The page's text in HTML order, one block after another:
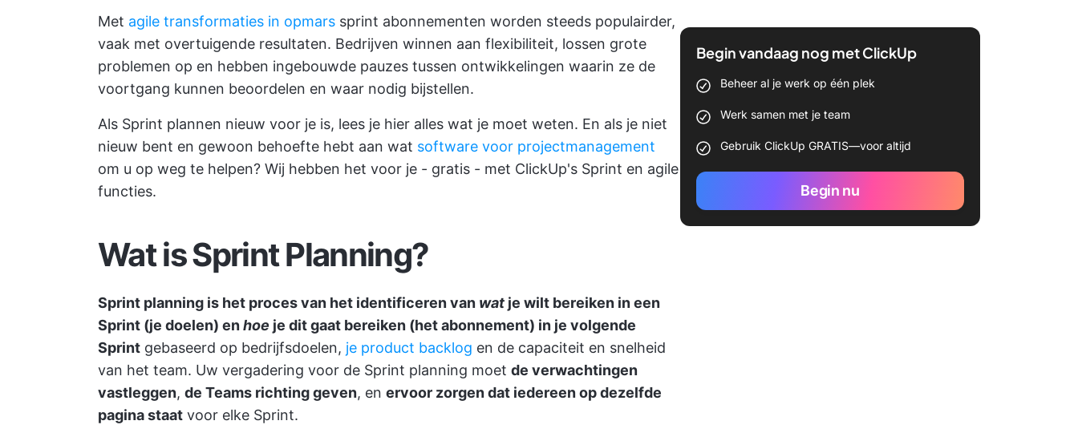
Met agile transformaties in opmars sprint abonnementen worden steeds populairder,
vaak met overtuigende resultaten. Bedrijven winnen aan flexibiliteit, lossen grote
problemen op en hebben ingebouwde pauzes tussen ontwikkelingen waarin ze de
voortgang kunnen beoordelen en waar nodig bijstellen.
Als Sprint plannen nieuw voor je is, lees je hier alles wat je moet weten. En als je niet
nieuw bent en gewoon behoefte hebt aan wat software voor projectmanagement
om u op weg te helpen? Wij hebben het voor je - gratis - met ClickUp's Sprint en agile
functies.
Wat is Sprint Planning?
Sprint planning is het proces van het identificeren van wat je wilt bereiken in een
Sprint (je doelen) enhoe je dit gaat bereiken (het abonnement) in je volgende
Sprint gebaseerd op bedrijfsdoelen, je product backlog en de capaciteit en snelheid
van het team. Uw vergadering voor de Sprint planning moet de verwachtingen
vastleggen, de Teams richting geven, en ervoor zorgen dat iedereen op dezelfde
pagina staat voor elke Sprint.
Begin vandaag nog met ClickUp
Beheer al je werk op één plek
Werk samen met je team
Gebruik ClickUp GRATIS—voor altijd
Begin nu